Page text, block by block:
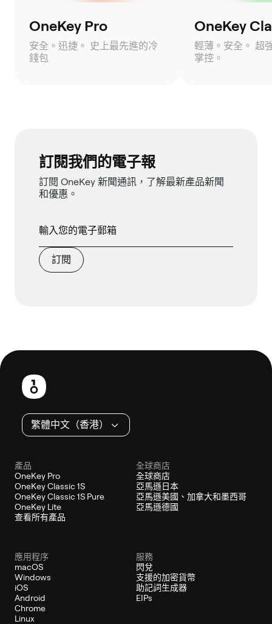
OneKey Pro
安全。迅捷。 史上最先進的冷
錢包
OneKey
輕薄。安全。 超
掌控。
訂閱我們的電子報
訂閱 OneKey 新聞通訊，了解最新產品新聞
和優惠。
訂閱
頁
繁體中文（香港）
產品
OneKey Pro
OneKey Classic 1S
OneKey Classic 1S Pure
OneKey Lite
查看所有產品
全球商店
全球商店
亞馬遜日本
亞馬遜美國、加拿大和墨西哥
亞馬遜德國
應用程序
macOS
Windows
iOS
Android
Chrome
Linux
服務
閃兌
支援的加密貨幣
助記詞生成器
EIPs